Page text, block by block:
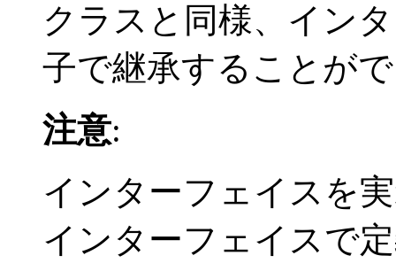
クラスと同様、イン
子で継承することが
注意:
インターフェイスを
インターフェイスで